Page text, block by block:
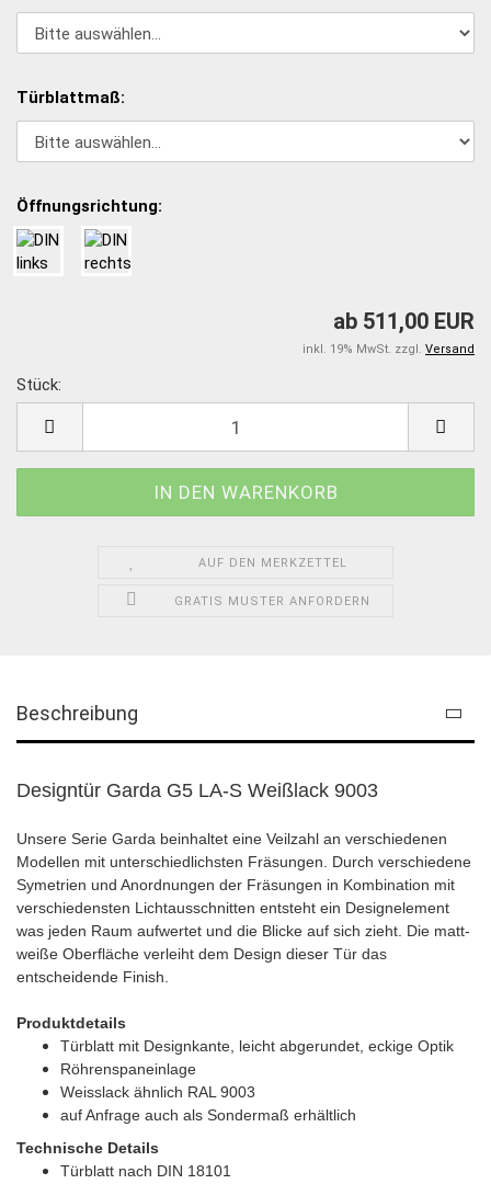
Türblattmaß:
Öffnungsrichtung:
ab 511,00 EUR
inkl. 19% MwSt. zzgl. Versand
Stück:
AUF DEN MERKZETTEL
GRATIS MUSTER ANFORDERN
Beschreibung
Designtür Garda G5 LA-S Weißlack 9003
Unsere Serie Garda beinhaltet eine Veilzahl an verschiedenen
Modellen mit unterschiedlichsten Fräsungen. Durch verschiedene
Symetrien und Anordnungen der Fräsungen in Kombination mit
verschiedensten Lichtausschnitten entsteht ein Designelement
was jeden Raum aufwertet und die Blicke auf sich zieht. Die matt-
weiße Oberfläche verleiht dem Design dieser Tür das
entscheidende Finish.
Produktdetails
Türblatt mit Designkante, leicht abgerundet, eckige Optik
Röhrenspaneinlage
Weisslack ähnlich RAL 9003
auf Anfrage auch als Sondermaß erhältlich
Technische Details
Türblatt nach DIN 18101